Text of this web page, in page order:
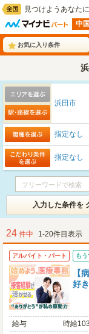
見つけようあなた
中
お気に入り条件
浜田市
指定なし
指定なし
入力した条件を
24 件中 1-20件目表示
アルバイト・パート も
【
好
給与
時給